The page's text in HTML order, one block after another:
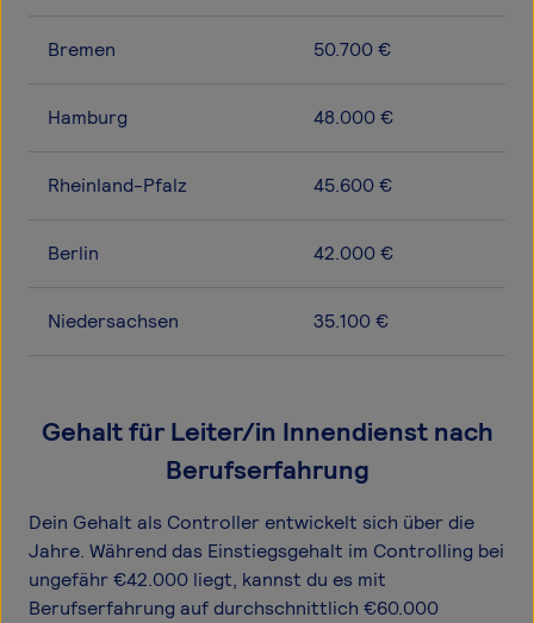
Bremen 50.700 €
Hamburg 48.000 €
Rheinland-Pfalz 45.600 €
Berlin 42.000 €
Niedersachsen 35.100 €
Gehalt für Leiter/in Innendienst nach
Berufserfahrung
Dein Gehalt als Controller entwickelt sich über die
Jahre. Während das Einstiegsgehalt im Controlling bei
ungefähr €42.000 liegt, kannst du es mit
Berufserfahrung auf durchschnittlich €60.000